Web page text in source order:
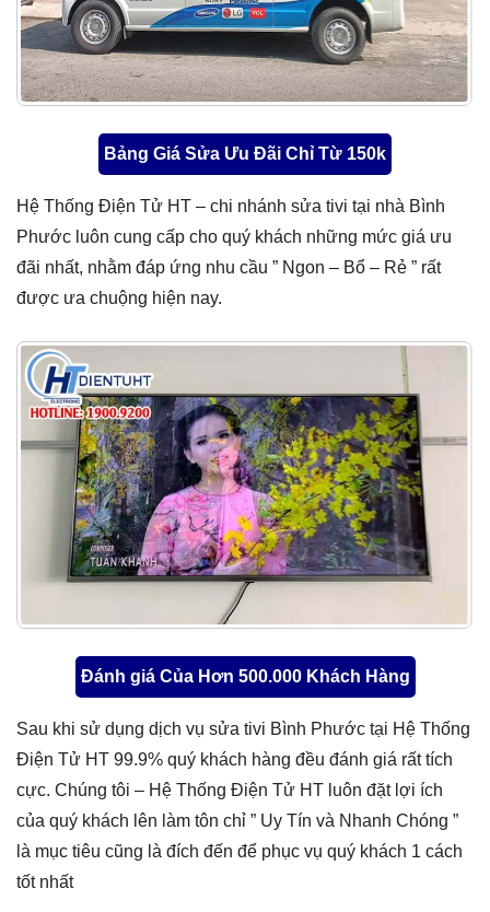
Bảng Giá Sửa Ưu Đãi Chỉ Từ 150k
Hệ Thống Điện Tử HT – chi nhánh sửa tivi tại nhà Bình
Phước luôn cung cấp cho quý khách những mức giá ưu
đãi nhất, nhằm đáp ứng nhu cầu ” Ngon – Bổ – Rẻ ” rất
được ưa chuộng hiện nay.
Đánh giá Của Hơn 500.000 Khách Hàng
Sau khi sử dụng dịch vụ sửa tivi Bình Phước tại Hệ Thống
Điện Tử HT 99.9% quý khách hàng đều đánh giá rất tích
cực. Chúng tôi – Hệ Thống Điện Tử HT luôn đặt lợi ích
của quý khách lên làm tôn chỉ ” Uy Tín và Nhanh Chóng ”
là mục tiêu cũng là đích đến để phục vụ quý khách 1 cách
tốt nhất